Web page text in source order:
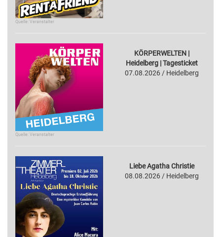
Quelle: Veranstalter
Quelle: Veranstalter
KÖRPERWELTEN |
Heidelberg | Tagesticket
07.08.2026 / Heidelberg
Liebe Agatha Christie
08.08.2026 / Heidelberg